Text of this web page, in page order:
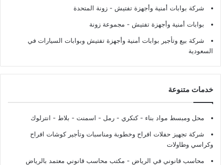
شركة بوابات أمنية وأجهزة تفتيش - زونة المتحدة
بوابات أمنية وأجهزة تفتيش - مجموعة زونة
شركة بيع وتأجير بوابات أمنية وأجهزة تفتيش وبوابات السيارات في
السعودية
خدمات متنوعة
محل ومبسط مواد بناء - كنكري - رمل - اسمنت - بلاط - انترلوك
شركة تجهيز حفلات افراح وخطوبة ومناسبات وتأجير كوشات افراح
وكراسي وطاولات
محاسب قانوني في الرياض - مكتب محاسب قانوني معتمد بالرياض